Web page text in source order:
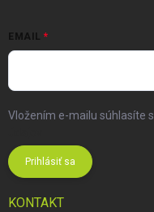
EMAIL
Vložením e-mailu súhlasíte s
Prihlásiť sa
KONTAKT